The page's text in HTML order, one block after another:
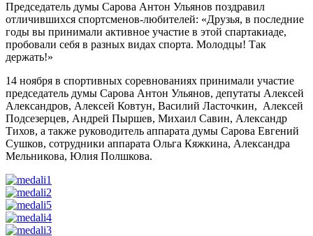
Председатель думы Сарова Антон Ульянов поздравил
отличившихся спортсменов-любителей: «Друзья, в последние
годы вы принимали активное участие в этой спартакиаде,
пробовали себя в разных видах спорта. Молодцы! Так
держать!»
14 ноября в спортивных соревнованиях принимали участие
председатель думы Сарова Антон Ульянов, депутаты Алексей
Александров, Алексей Ковтун, Василий Ласточкин, Алексей
Подсезерцев, Андрей Пыршев, Михаил Савин, Александр
Тихов, а также руководитель аппарата думы Сарова Евгений
Сушков, сотрудники аппарата Ольга Кяжкина, Александра
Мельникова, Юлия Полшкова.